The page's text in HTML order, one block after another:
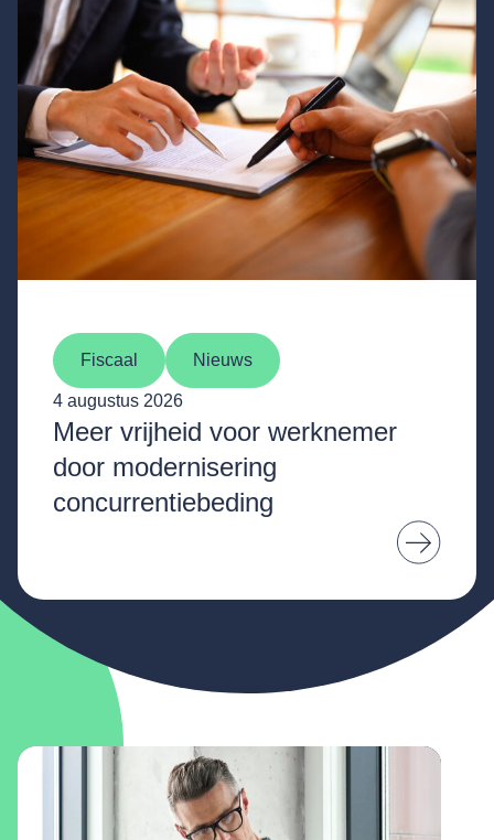
Fiscaal Nieuws
4 augustus 2026
Meer vrijheid voor werknemer
door modernisering
concurrentiebeding